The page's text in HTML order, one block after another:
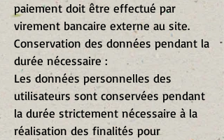
paiement doit être effectué par
virement bancaire externe au site.
Conservation des données pendant la
durée nécessaire :
Les données personnelles des
utilisateurs sont conservées pendant
la durée strictement nécessaire à la
réalisation des finalités pour